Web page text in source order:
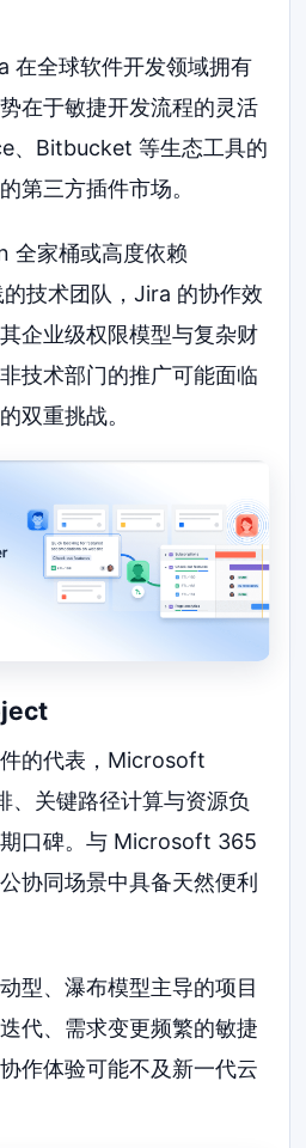
在全球软件开发领域拥有
在于敏捷开发流程的灵活
、Bitbucket 等生态工具的
第三方插件市场。
全家桶或高度依赖
技术团队，Jira 的协作效
企业级权限模型与复杂财
技术部门的推广可能面临
双重挑战。
的代表，Microsoft
、关键路径计算与资源负
口碑。与 Microsoft 365
协同场景中具备天然便利
型、瀑布模型主导的项目
代、需求变更频繁的敏捷
作体验可能不及新一代云